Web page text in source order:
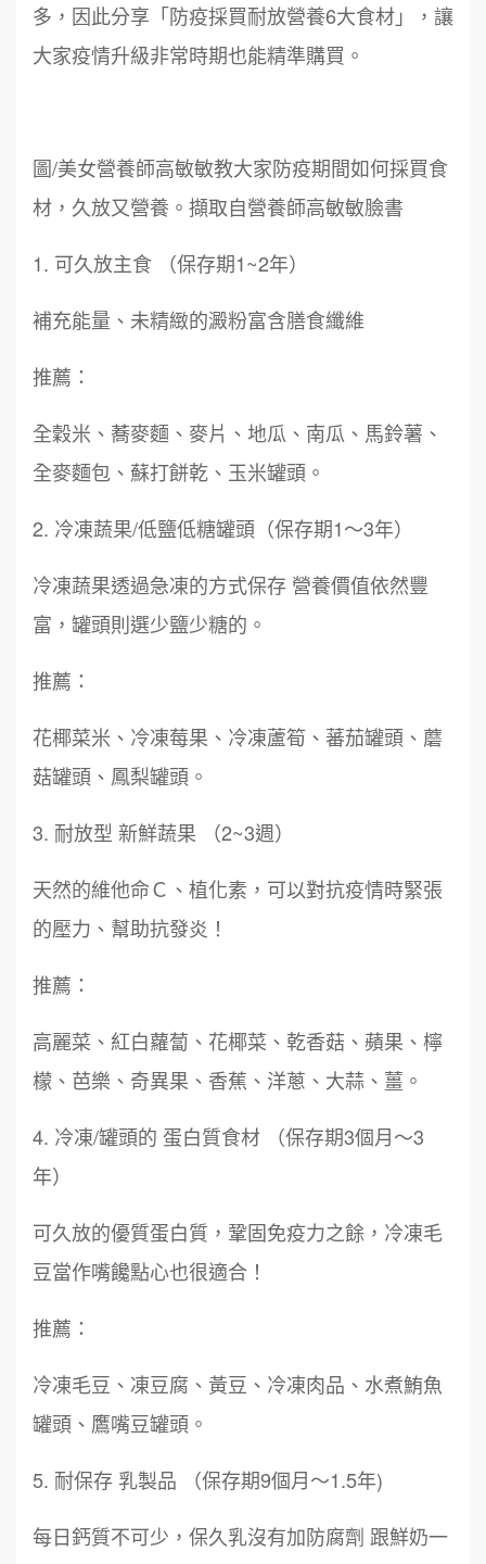
多，因此分享「防疫採買耐放營養6大食材」，讓
大家疫情升級非常時期也能精準購買。
圖/美女營養師高敏敏教大家防疫期間如何採買食
材，久放又營養。擷取自營養師高敏敏臉書
1. 可久放主食 （保存期1~2年）
補充能量、未精緻的澱粉富含膳食纖維
推薦：
全穀米、蕎麥麵、麥片、地瓜、南瓜、馬鈴薯、
全麥麵包、蘇打餅乾、玉米罐頭。
2. 冷凍蔬果/低鹽低糖罐頭（保存期1～3年）
冷凍蔬果透過急凍的方式保存 營養價值依然豐
富，罐頭則選少鹽少糖的。
推薦：
花椰菜米、冷凍莓果、冷凍蘆筍、蕃茄罐頭、蘑
菇罐頭、鳳梨罐頭。
3. 耐放型 新鮮蔬果 （2~3週）
天然的維他命Ｃ、植化素，可以對抗疫情時緊張
的壓力、幫助抗發炎！
推薦：
高麗菜、紅白蘿蔔、花椰菜、乾香菇、蘋果、檸
檬、芭樂、奇異果、香蕉、洋蔥、大蒜、薑。
4. 冷凍/罐頭的 蛋白質食材 （保存期3個月～3
年）
可久放的優質蛋白質，鞏固免疫力之餘，冷凍毛
豆當作嘴饞點心也很適合！
推薦：
冷凍毛豆、凍豆腐、黃豆、冷凍肉品、水煮鮪魚
罐頭、鷹嘴豆罐頭。
5. 耐保存 乳製品 （保存期9個月～1.5年)
每日鈣質不可少，保久乳沒有加防腐劑 跟鮮奶一